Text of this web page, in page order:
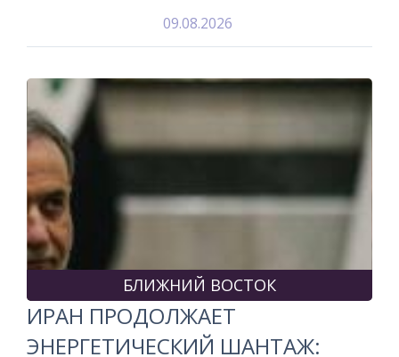
09.08.2026
БЛИЖНИЙ ВОСТОК
ИРАН ПРОДОЛЖАЕТ
ЭНЕРГЕТИЧЕСКИЙ ШАНТАЖ: